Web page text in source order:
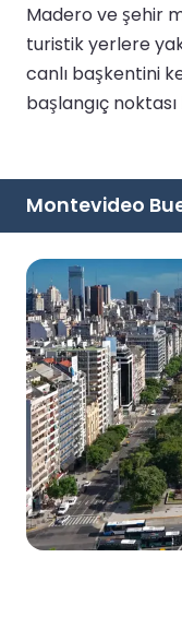
Madero ve şehir
turistik yerlere
canlı başkentini
başlangıç
Montevideo